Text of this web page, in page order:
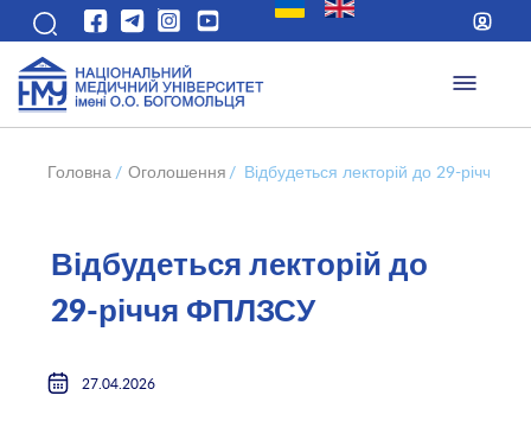
Головна / Оголошення / Відбудеться лекторій до 29-річчя
Відбудеться лекторій до
29-річчя ФПЛЗСУ
27.04.2026